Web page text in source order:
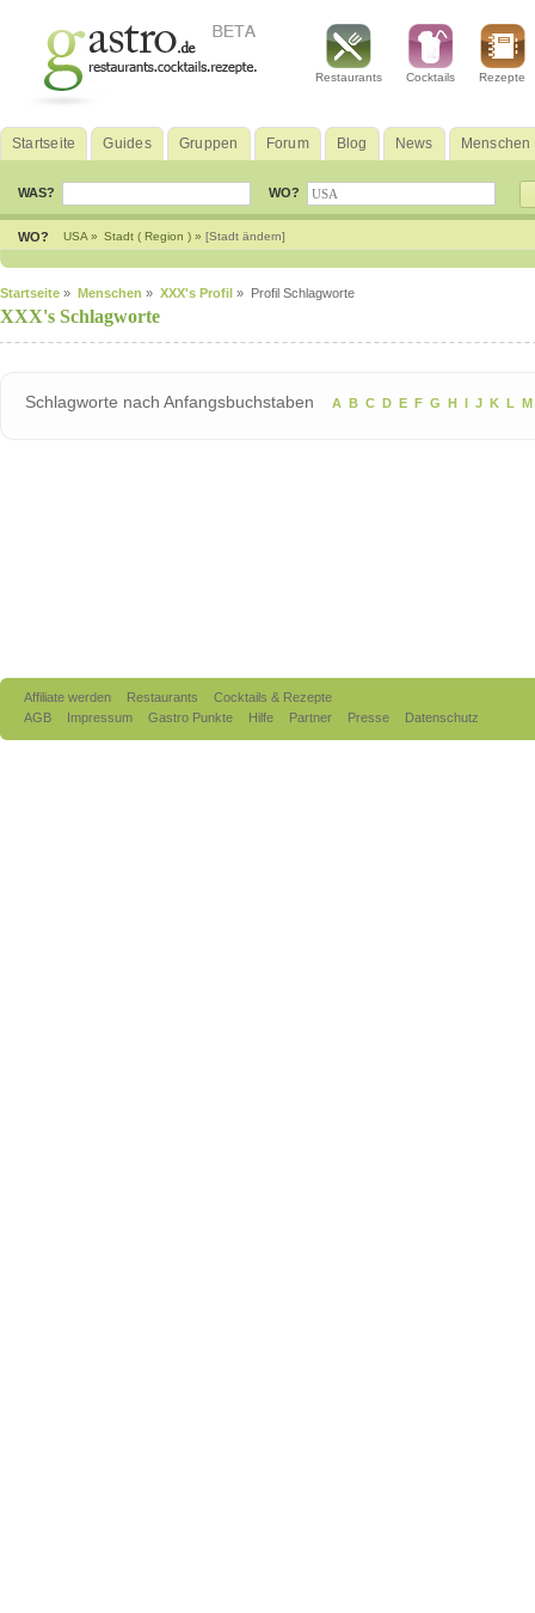
Restaurants Cocktails Rezepte
Startseite Guides Gruppen Forum Blog News Menschen
WAS? WO?
WO? USA » Stadt ( Region ) » [Stadt ändern]
Startseite » Menschen » XXX's Profil » Profil Schlagworte
XXX's Schlagworte
Schlagworte nach Anfangsbuchstaben A B C D E F G H I J K L M
Affiliate werden Restaurants
Cocktails & Rezepte
AGB
Impressum Gastro Punkte Hilfe Partner Presse Datenschutz